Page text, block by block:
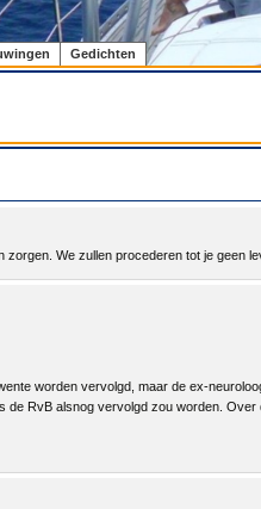
Gedichten
We zullen procederen tot je geen
worden vervolgd, maar de ex-
de RvB alsnog vervolgd zou worden.